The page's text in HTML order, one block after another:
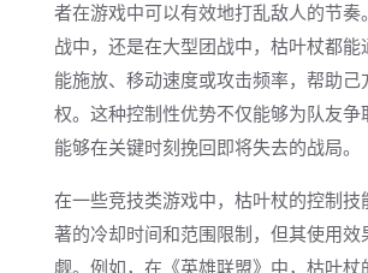
者在游戏中可以有效地打乱敌人的节奏
战中，还是在大型团战中，枯叶杖都能
能施放、移动速度或攻击频率，帮助
权。这种控制性优势不仅能够为队友争
能够在关键时刻挽回即将失去的战局。
在一些竞技类游戏中，枯叶杖的控制技
著的冷却时间和范围限制，但其使用效